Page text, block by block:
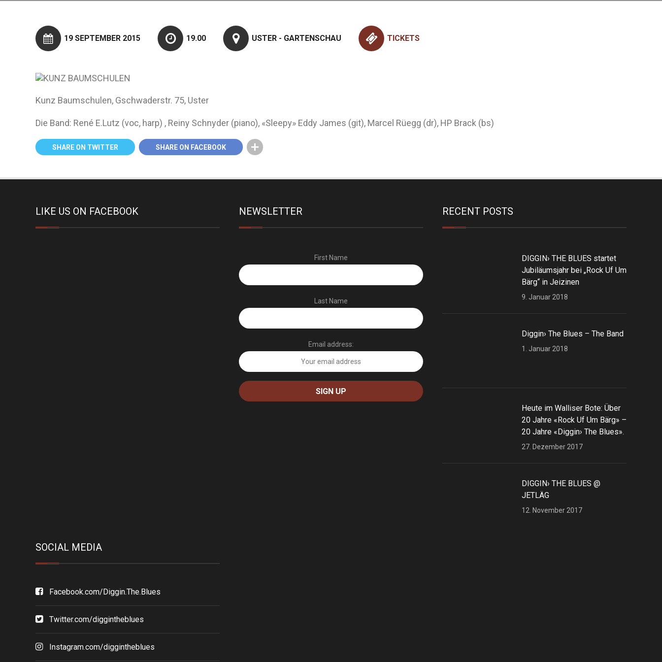
19 SEPTEMBER 2015 19.00 USTER - GARTENSCHAU TICKETS
Kunz Baumschulen, Gschwaderstr. 75, Uster
Die Band: René E.Lutz (voc, harp) , Reiny Schnyder (piano), «Sleepy» Eddy James (git), Marcel Rüegg (dr), HP Brack (bs)
SHARE ON TWITTER SHARE ON FACEBOOK
LIKE US ON FACEBOOK NEWSLETTER
First Name
Last Name
Email address:
RECENT POSTS
DIGGIN› THE BLUES startet
Jubiläumsjahr bei „Rock Uf Um
Bärg“ in Jeizinen
9. Januar 2018
Diggin› The Blues – The Band
1. Januar 2018
Heute im Walliser Bote: Über
20 Jahre «Rock Uf Um Bärg» –
20 Jahre «Diggin› The Blues».
27. Dezember 2017
DIGGIN› THE BLUES @
JETLÄG
12. November 2017
SOCIAL MEDIA
Facebook.com/Diggin.The.Blues
Twitter.com/diggintheblues
Instagram.com/diggintheblues